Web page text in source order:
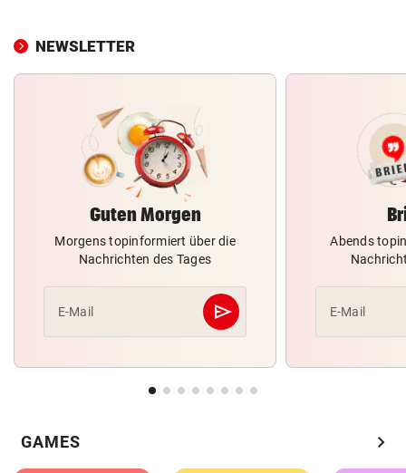
NEWSLETTER
Guten Morgen
Morgens topinformiert über die
Nachrichten des Tages
E-Mail send
Abschicken
Abends
E-Mail
GAMES chevron_right